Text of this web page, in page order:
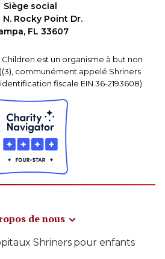
Siège social
Rocky Point Dr.
FL 33607
est un organisme à but non
communément appelé Shriners
fiscale EIN 36-2193608).
de nous
Shriners pour enfants